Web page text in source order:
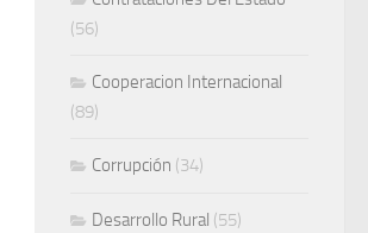
(56)
Cooperacion Internacional
(89)
Corrupción (34)
Desarrollo Rural (55)